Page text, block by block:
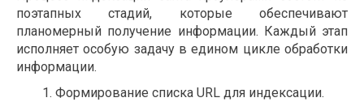
поэтапных стадий, которые обеспечивают
планомерный получение информации. Каждый этап
исполняет особую задачу в едином цикле обработки
информации.
Формирование списка URL для индексации.